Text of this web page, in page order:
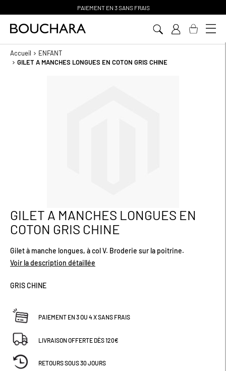
PAIEMENT EN 3 SANS FRAIS
Accueil
ENFANT
GILET A MANCHES LONGUES EN COTON GRIS CHINE
Passer
au
début
la
Galerie
d’images
GILET A MANCHES LONGUES EN
COTON GRIS CHINE
Gilet à manche longues, à col V. Broderie sur la poitrine.
Voir la description détaillée
GRIS CHINE
PAIEMENT EN 3 OU 4 X SANS FRAIS
LIVRAISON OFFERTE DÈS 120€
RETOURS SOUS 30 JOURS